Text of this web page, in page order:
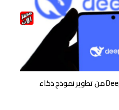
كيف تمكنت ديب سيك DeepSeek من تطوير نموذج ذكاء